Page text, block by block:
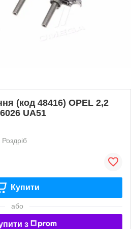
(код 48416) OPEL 2,2
UA51
Роздріб
Купити
або
з